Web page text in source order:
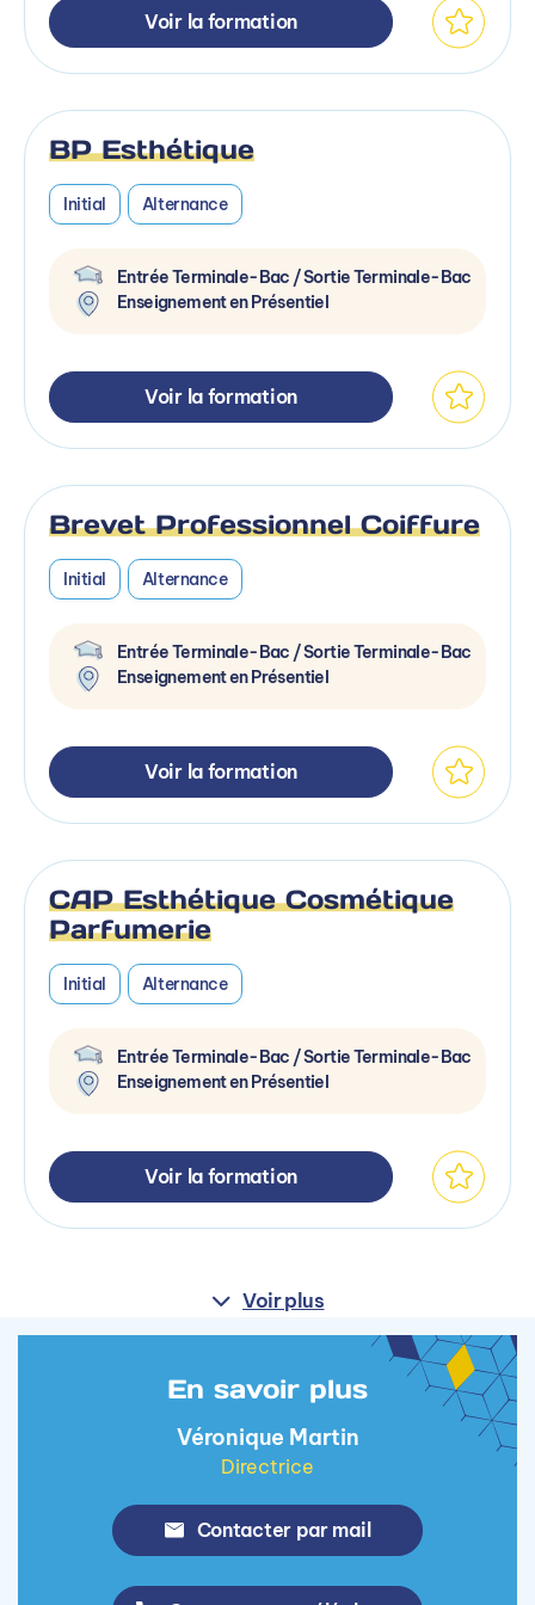
Voir la formation
BP Esthétique
Initial Alternance
Entrée Terminale-Bac / Sortie Terminale-Bac
Enseignement en Présentiel
Voir la formation
Brevet Professionnel Coiffure
Initial Alternance
Entrée Terminale-Bac / Sortie Terminale-Bac
Enseignement en Présentiel
Voir la formation
CAP Esthétique Cosmétique
Parfumerie
Initial Alternance
Entrée Terminale-Bac / Sortie Terminale-Bac
Enseignement en Présentiel
Voir la formation
Voir plus
En savoir plus
Véronique Martin
Directrice
Contacter par mail